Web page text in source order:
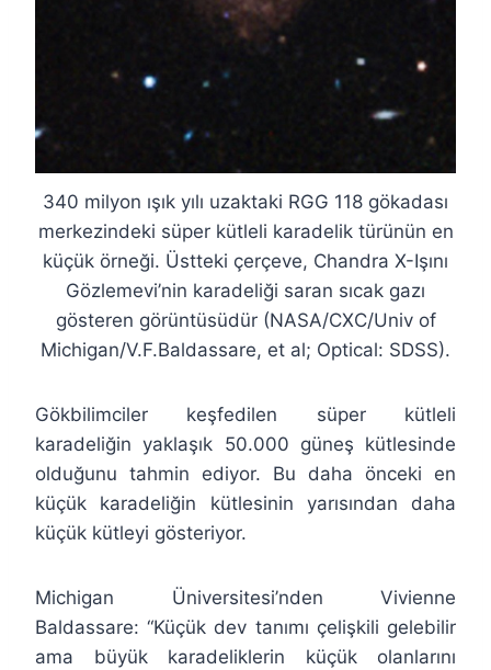
340 milyon ışık yılı uzaktaki RGG 118 gökadası
merkezindeki süper kütleli karadelik türünün en
küçük örneği. Üstteki çerçeve, Chandra X-Işını
Gözlemevi’nin karadeliği saran sıcak gazı
gösteren görüntüsüdür (NASA/CXC/Univ of
Michigan/V.F.Baldassare, et al; Optical: SDSS).
Gökbilimciler keşfedilen süper kütleli
karadeliğin yaklaşık 50.000 güneş kütlesinde
olduğunu tahmin ediyor. Bu daha önceki en
küçük karadeliğin kütlesinin yarısından daha
küçük kütleyi gösteriyor.
Michigan Üniversitesi’nden Vivienne
Baldassare: “Küçük dev tanımı çelişkili gelebilir
ama büyük karadeliklerin küçük olanlarını